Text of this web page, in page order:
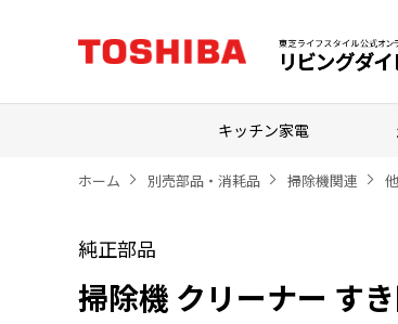
キッチン家電
ホーム 別売部品・消耗品 掃除機関連
純正部品
掃除機 クリーナー す